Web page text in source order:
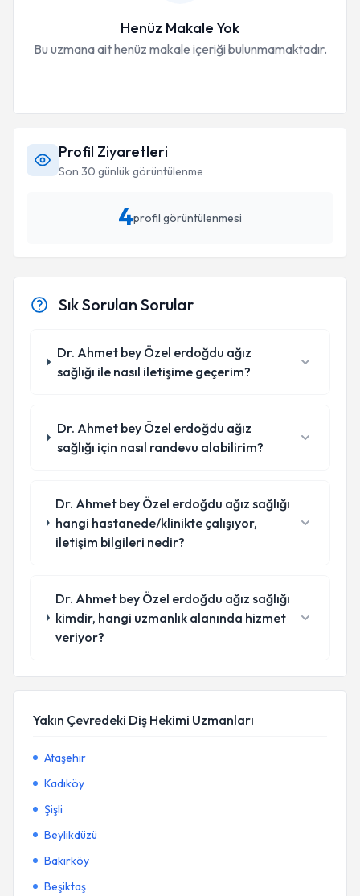
Henüz Makale Yok
Bu uzmana ait henüz makale içeriği bulunmamaktadır.
Profil Ziyaretleri
Son 30 günlük görüntülenme
4profil görüntülenmesi
Sık Sorulan Sorular
Dr. Ahmet bey Özel erdoğdu ağız
sağlığı ile nasıl iletişime geçerim?
Dr. Ahmet bey Özel erdoğdu ağız
sağlığı için nasıl randevu alabilirim?
Dr. Ahmet bey Özel erdoğdu ağız sağlığı
hangi hastanede/klinikte çalışıyor,
iletişim bilgileri nedir?
Dr. Ahmet bey Özel erdoğdu ağız sağlığı
kimdir, hangi uzmanlık alanında hizmet
veriyor?
Yakın Çevredeki Diş Hekimi Uzmanları
Ataşehir
Kadıköy
Şişli
Beylikdüzü
Bakırköy
Beşiktaş